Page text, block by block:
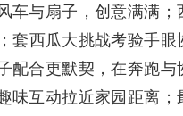
车与扇子，创意满满
套西瓜大挑战考验手
配合更默契，在奔跑
味互动拉近家园距离